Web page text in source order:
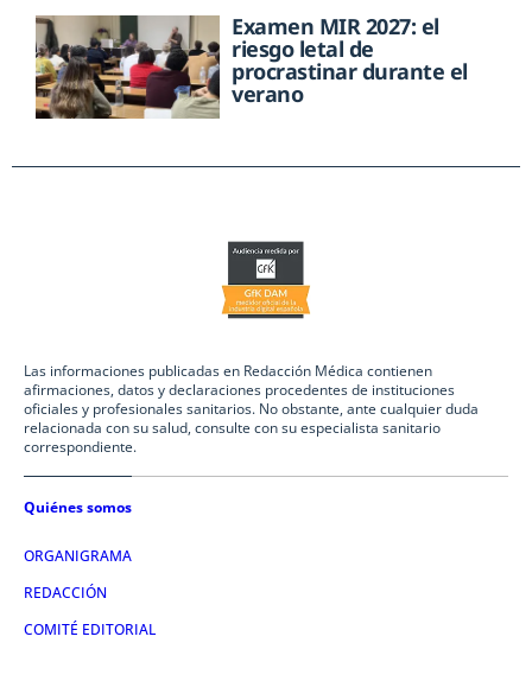
Examen MIR 2027: el
riesgo letal de
procrastinar durante el
verano
Las informaciones publicadas en Redacción Médica contienen
afirmaciones, datos y declaraciones procedentes de instituciones
oficiales y profesionales sanitarios. No obstante, ante cualquier duda
relacionada con su salud, consulte con su especialista sanitario
correspondiente.
Quiénes somos
ORGANIGRAMA
REDACCIÓN
COMITÉ EDITORIAL